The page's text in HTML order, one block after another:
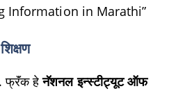
Information in Marathi”
फ्रॅंक हेनॅशनल इन्स्टीट्यूट ऑफ